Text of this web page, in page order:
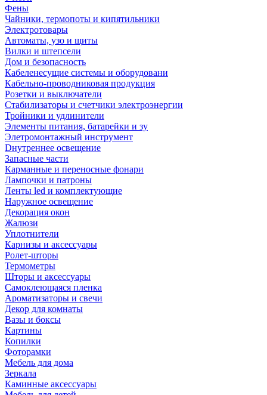
Фены
Чайники, термопоты и кипятильники
Электротовары
Автоматы, узо и щиты
Вилки и штепсели
Дом и безопасность
Кабеленесущие системы и оборудовани
Кабельно-проводниковая продукция
Розетки и выключатели
Стабилизаторы и счетчики электроэнергии
Тройники и удлинители
Элементы питания, батарейки и зу
Элетромонтажный инструмент
Dнутреннее освещение
Запасные части
Карманные и переносные фонари
Лампочки и патроны
Ленты led и комплектующие
Наружное освещение
Декорация окон
Жалюзи
Уплотнители
Карнизы и аксессуары
Ролет-шторы
Термометры
Шторы и аксессуары
Самоклеющаяся пленка
Ароматизаторы и свечи
Декор для комнаты
Вазы и боксы
Картины
Копилки
Фоторамки
Мебель для дома
Зеркала
Каминные аксессуары